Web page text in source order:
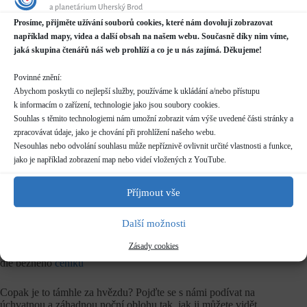
Prosíme, přijměte užívání souborů cookies, které nám dovolují zobrazovat
například mapy, videa a další obsah na našem webu. Současně díky nim víme,
jaká skupina čtenářů náš web prohlíží a co je u nás zajímá. Děkujeme!
Povinné znění:
Abychom poskytli co nejlepší služby, používáme k ukládání a/nebo přístupu
k informacím o zařízení, technologie jako jsou soubory cookies.
Souhlas s těmito technologiemi nám umožní zobrazit vám výše uvedené části stránky a
zpracovávat údaje, jako je chování při prohlížení našeho webu.
Nesouhlas nebo odvolání souhlasu může nepříznivě ovlivnit určité vlastnosti a funkce,
jako je například zobrazení map nebo videí vložených z YouTube.
Příjmout vše
Další možnosti
Zásady cookies
Datum / čas
18.08.2021
21:00 - 23:00
Místo konání
Hvězdárna
Prakšická 2222, Uherský Brod
Další informace o dostupnosti a parkování
Kategorie
Pravidelné akce
není nutná
dle běžnéhoceníku
Copak je to támhle za hvězdu? Pojďte se s námi podívat na
úchvatnou a záhadnou noční oblohu tak, jak ji můžete vidět